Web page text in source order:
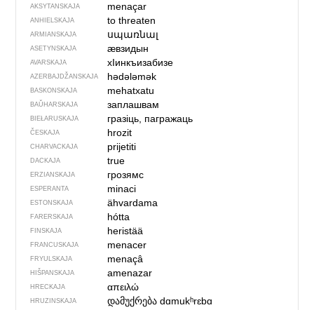
AKSYTANSKAJA menaçar
ANHIELSKAJA to threaten
ARMIANSKAJA սպառնալ
ASETYNSKAJA ӕвзидын
AVARSKAJA хIинкъизабизе
AZERBAJDŽAN­SKAJA hədələmək
BASKONSKAJA mehatxatu
BAŬHARSKAJA заплашвам
BIEŁARUSKAJA гразіць, пагражаць
ČESKAJA hrozit
CHARVACKAJA prijetiti
DACKAJA true
ERZIANSKAJA грозямс
ESPERANTA minaci
ESTONSKAJA ähvardama
FARERSKAJA hótta
FINSKAJA heristää
FRANCUSKAJA menacer
FRYULSKAJA menaçâ
HIŠPANSKAJA amenazar
HRECKAJA απειλώ
HRUZINSKAJA დამუქრებაdɑmukʰrɛbɑ